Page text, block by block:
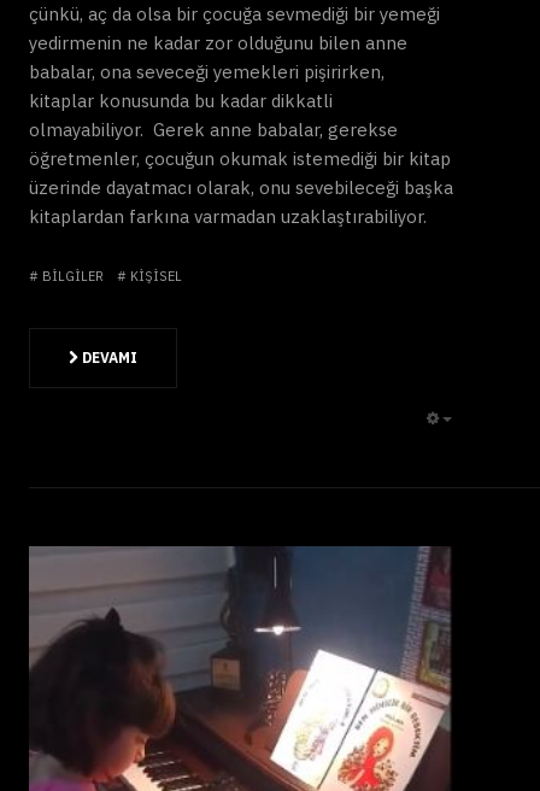
çünkü, aç da olsa bir çocuğa sevmediği bir yemeği
yedirmenin ne kadar zor olduğunu bilen anne
babalar, ona seveceği yemekleri pişirirken,
kitaplar konusunda bu kadar dikkatli
olmayabiliyor. Gerek anne babalar, gerekse
öğretmenler, çocuğun okumak istemediği bir kitap
üzerinde dayatmacı olarak, onu sevebileceği başka
kitaplardan farkına varmadan uzaklaştırabiliyor.
BILGILER KIŞISEL
DEVAMI